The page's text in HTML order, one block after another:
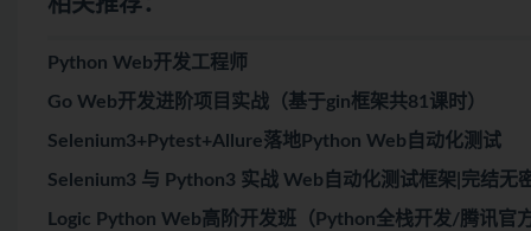
相关推荐：
Python Web开发工程师
Go Web开发进阶项目实战（基于gin框架共81课时）
Selenium3+Pytest+Allure落地Python Web自动化测试
Selenium3 与 Python3 实战 Web自动化测试框架|完结无
Logic Python Web高阶开发班（Python全栈开发/腾讯官